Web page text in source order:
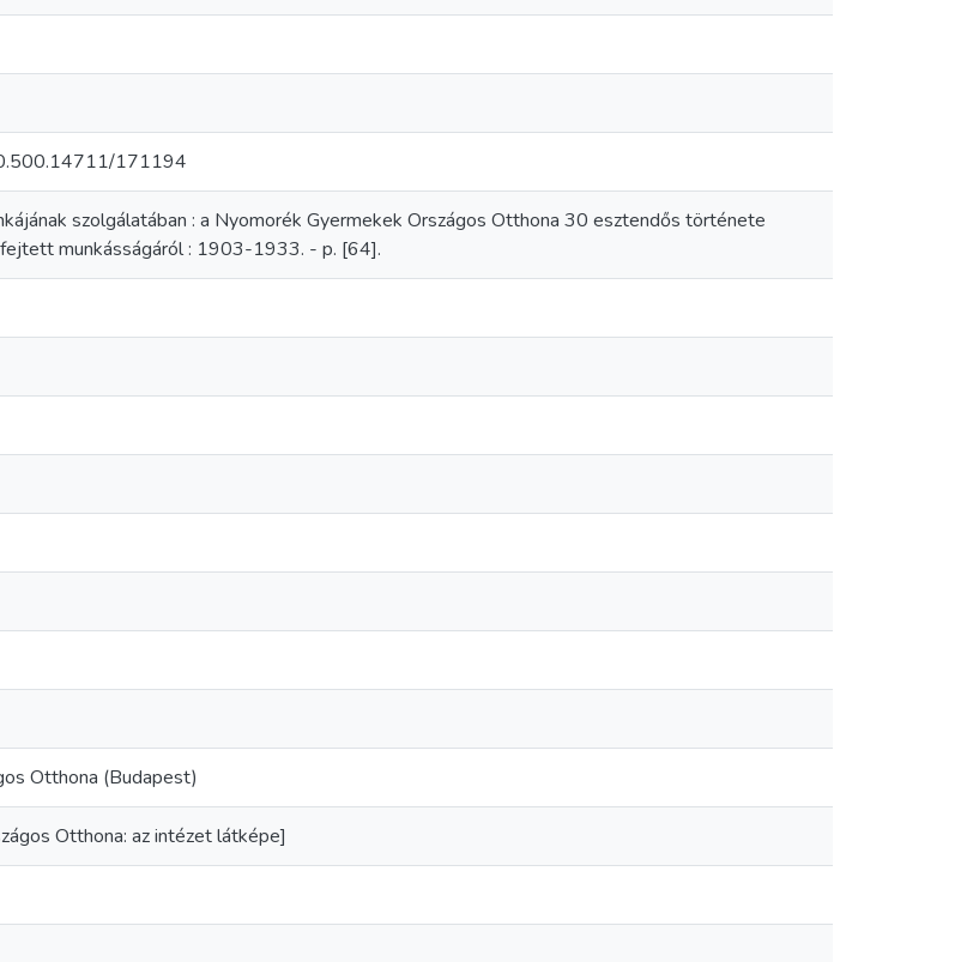
171194
szolgálatában : a Nyomorék Gyermekek Országos Otthona 30 esztendős története
munkásságáról : 1903-1933. - p. [64].
Otthona (Budapest)
Otthona: az intézet látképe]